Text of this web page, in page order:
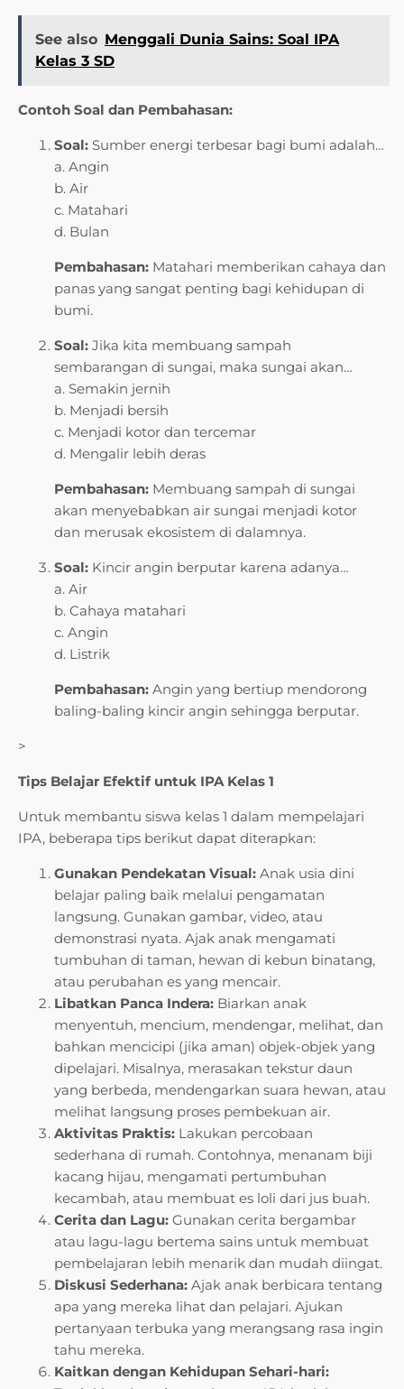
See also Menggali Dunia Sains: Soal IPA
Kelas 3 SD
Contoh Soal dan Pembahasan:
Soal: Sumber energi terbesar bagi bumi adalah…
a. Angin
b. Air
c. Matahari
d. Bulan
Pembahasan: Matahari memberikan cahaya dan
panas yang sangat penting bagi kehidupan di
bumi.
Soal: Jika kita membuang sampah
sembarangan di sungai, maka sungai akan…
a. Semakin jernih
b. Menjadi bersih
c. Menjadi kotor dan tercemar
d. Mengalir lebih deras
Pembahasan: Membuang sampah di sungai
akan menyebabkan air sungai menjadi kotor
dan merusak ekosistem di dalamnya.
Soal: Kincir angin berputar karena adanya…
a. Air
b. Cahaya matahari
c. Angin
d. Listrik
Pembahasan: Angin yang bertiup mendorong
baling-baling kincir angin sehingga berputar.
>
Tips Belajar Efektif untuk IPA Kelas 1
Untuk membantu siswa kelas 1 dalam mempelajari
IPA, beberapa tips berikut dapat diterapkan:
Gunakan Pendekatan Visual: Anak usia dini
belajar paling baik melalui pengamatan
langsung. Gunakan gambar, video, atau
demonstrasi nyata. Ajak anak mengamati
tumbuhan di taman, hewan di kebun binatang,
atau perubahan es yang mencair.
Libatkan Panca Indera: Biarkan anak
menyentuh, mencium, mendengar, melihat, dan
bahkan mencicipi (jika aman) objek-objek yang
dipelajari. Misalnya, merasakan tekstur daun
yang berbeda, mendengarkan suara hewan, atau
melihat langsung proses pembekuan air.
Aktivitas Praktis: Lakukan percobaan
sederhana di rumah. Contohnya, menanam biji
kacang hijau, mengamati pertumbuhan
kecambah, atau membuat es loli dari jus buah.
Cerita dan Lagu: Gunakan cerita bergambar
atau lagu-lagu bertema sains untuk membuat
pembelajaran lebih menarik dan mudah diingat.
Diskusi Sederhana: Ajak anak berbicara tentang
apa yang mereka lihat dan pelajari. Ajukan
pertanyaan terbuka yang merangsang rasa ingin
tahu mereka.
Kaitkan dengan Kehidupan Sehari-hari: